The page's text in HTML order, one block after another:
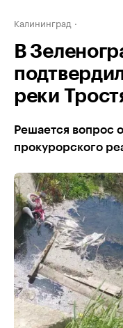
Калининград
В
реки
Решается вопрос
прокурорского